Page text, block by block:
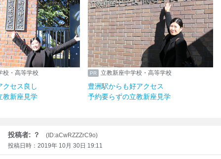
校・高等学校
クセス良し
教新座見学
立教新座中学校・高等学校
豊洲駅からも好アクセス
予約要らずの立教新座見学
投稿者: ？
(ID:aCwRZZZrC9o)
投稿日時：2019年 10月 30日 19:11